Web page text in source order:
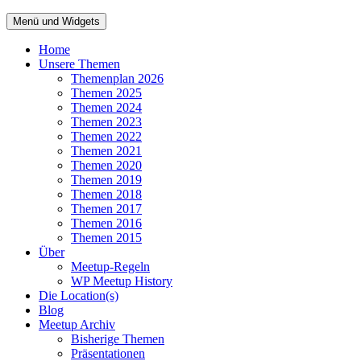
Menü und Widgets
Home
Unsere Themen
Themenplan 2026
Themen 2025
Themen 2024
Themen 2023
Themen 2022
Themen 2021
Themen 2020
Themen 2019
Themen 2018
Themen 2017
Themen 2016
Themen 2015
Über
Meetup-Regeln
WP Meetup History
Die Location(s)
Blog
Meetup Archiv
Bisherige Themen
Präsentationen